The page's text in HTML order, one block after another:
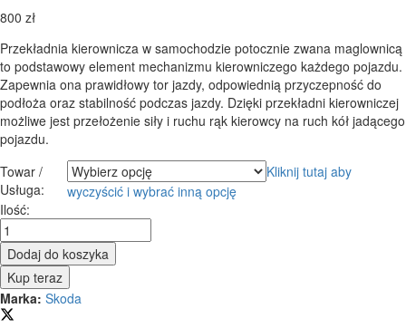
800 zł
Przekładnia kierownicza w samochodzie potocznie zwana maglownicą
to podstawowy element mechanizmu kierowniczego każdego pojazdu.
Zapewnia ona prawidłowy tor jazdy, odpowiednią przyczepność do
podłoża oraz stabilność podczas jazdy. Dzięki przekładni kierowniczej
możliwe jest przełożenie siły i ruchu rąk kierowcy na ruch kół jadącego
pojazdu.
Towar /
Usługa:
Kliknij tutaj aby
wyczyścić i wybrać inną opcję
Przekładnia
kierownicza
-
maglownica
elektryczna
Skoda
Octavia
Ilość:
Dodaj do koszyka
Kup teraz
Marka: Skoda